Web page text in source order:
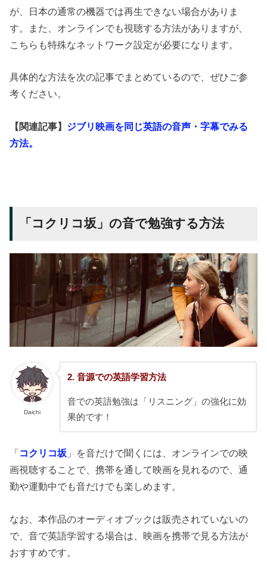
が、日本の通常の機器では再生できない場合がありま
す。また、オンラインでも視聴する方法がありますが、
こちらも特殊なネットワーク設定が必要になります。
具体的な方法を次の記事でまとめているので、ぜひご参
考ください。
【関連記事】 ジブリ映画を同じ英語の音声・字幕でみる
方法。
「コクリコ坂」の音で勉強する方法
Daichi
2. 音源での英語学習方法
音での英語勉強は「リスニング」の強化に効
果的です！
「コクリコ坂 」を音だけで聞くには、オンラインでの映
画視聴することで、携帯を通して映画を見れるので、通
勤や運動中でも音だけでも楽しめます。
なお、本作品のオーディオブックは販売されていないの
で、音で英語学習する場合は、映画を携帯で見る方法が
おすすめです。